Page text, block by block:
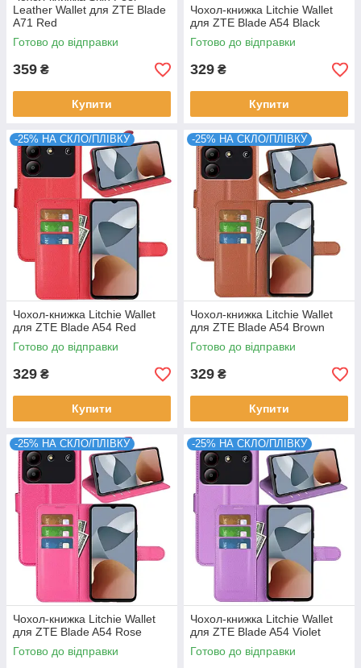
Leather Wallet для ZTE Blade
A71 Red
Готово до відправки
359 ₴
Купити
Чохол-книжка Litchie Wallet
для ZTE Blade A54 Black
Готово до відправки
329 ₴
Купити
-25% НА СКЛО/ПЛІВКУ
Чохол-книжка Litchie Wallet
для ZTE Blade A54 Red
Готово до відправки
329 ₴
Купити
-25% НА СКЛО/ПЛІВКУ
Чохол-книжка Litchie Wallet
для ZTE Blade A54 Brown
Готово до відправки
329 ₴
Купити
-25% НА СКЛО/ПЛІВКУ
Чохол-книжка Litchie Wallet
для ZTE Blade A54 Rose
Готово до відправки
-25% НА СКЛО/ПЛІВКУ
Чохол-книжка Litchie Wallet
для ZTE Blade A54 Violet
Готово до відправки